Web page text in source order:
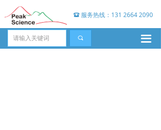
뀰 服务热线：131 2664 2090
끠 끀